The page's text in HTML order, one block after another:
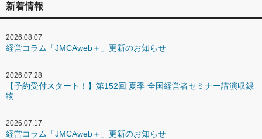
新着情報
2026.08.07
経営コラム「JMCAweb＋」更新のお知らせ
2026.07.28
【予約受付スタート！】第152回 夏季 全国経営者セミナー講演収録
物
2026.07.17
経営コラム「JMCAweb＋」更新のお知らせ